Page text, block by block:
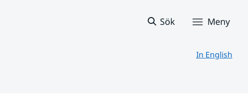
Sök Meny
In English